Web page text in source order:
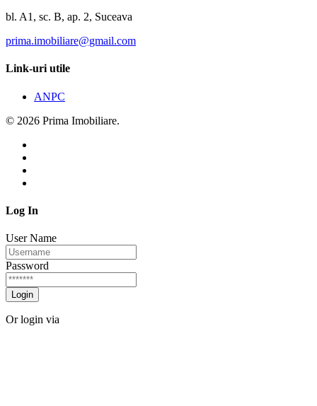
bl. A1, sc. B, ap. 2, Suceava
prima.imobiliare@gmail.com
Link-uri utile
ANPC
© 2026 Prima Imobiliare.
Log In
User Name
Password
Login
Or login via